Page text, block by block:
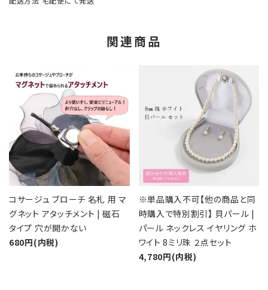
関連商品
コサージュ ブローチ 名札 用 マ
グネット アタッチメント | 磁石
タイプ 穴が開かない
680円(内税)
※単品購入不可【他の商品と同
時購入で特別割引】 貝パール |
パール ネックレス イヤリング ホ
ワイト 8ミリ珠 ２点セット
4,780円(内税)